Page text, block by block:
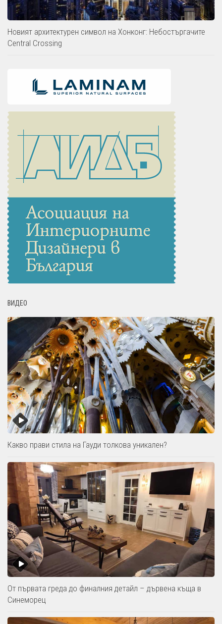
Новият архитектурен символ на Хонконг: Небостъргачите
Central Crossing
ВИДЕО
Какво прави стила на Гауди толкова уникален?
От първата греда до финалния детайл – дървена къща в
Синеморец